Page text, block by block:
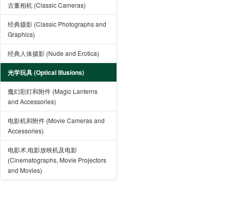
古董相机 (Classic Cameras)
经典摄影 (Classic Photographs and
Graphics)
经典人体摄影 (Nude and Erotica)
光学玩具 (Optical Illusions)
魔幻彩灯和附件 (Magic Lanterns
and Accessories)
电影机和附件 (Movie Cameras and
Accessories)
电影术,电影放映机及电影
(Cinematographs, Movie Projectors
and Movies)